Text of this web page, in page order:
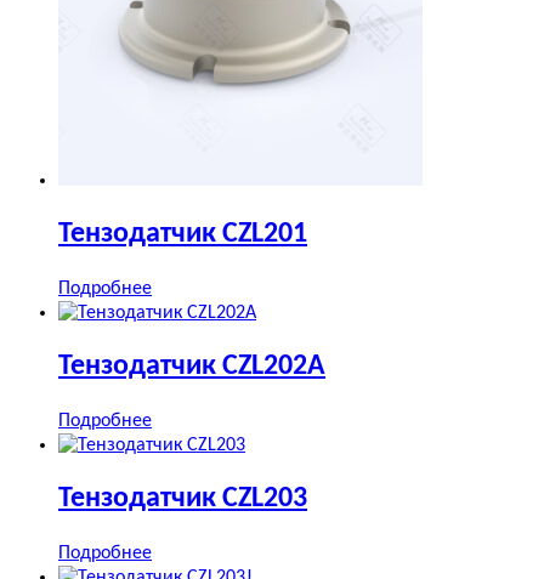
Тензодатчик CZL201
Подробнее
Тензодатчик CZL202A
Подробнее
Тензодатчик CZL203
Подробнее